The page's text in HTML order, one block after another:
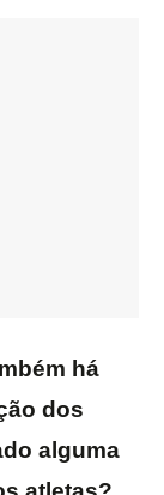
há
dos
alguma